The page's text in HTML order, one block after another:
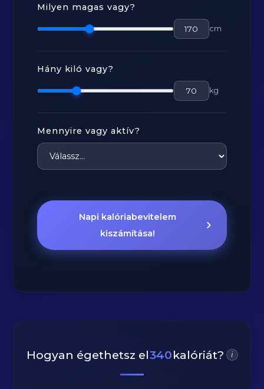
Milyen magas vagy?
cm
Hány kiló vagy?
kg
Mennyire vagy aktív?
Napi kalóriabevitelem
kiszámítása!
Hogyan égethetsz el340kalóriát? i